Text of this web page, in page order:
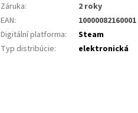
Záruka:
2 roky
EAN:
10000082160001
Digitální platforma:
Steam
Typ distribúcie: elektronická